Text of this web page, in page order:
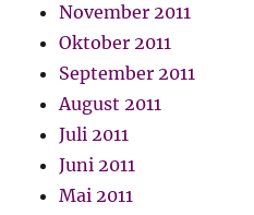
November 2011
Oktober 2011
September 2011
August 2011
Juli 2011
Juni 2011
Mai 2011